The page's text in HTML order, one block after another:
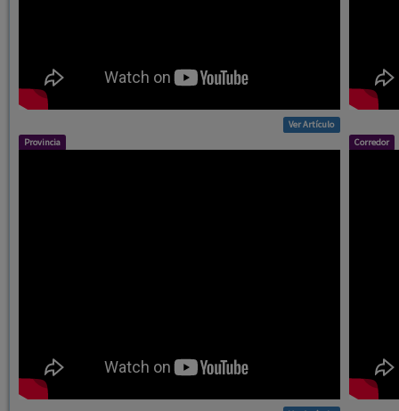
Provincia Corredor
Comarca Molina Comarca